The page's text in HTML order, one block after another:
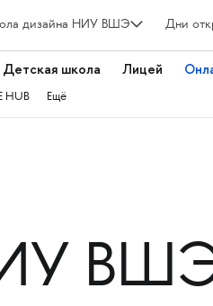
дизайна НИУ ВШЭ Дни
Детская школа Лицей
HUB Ещё